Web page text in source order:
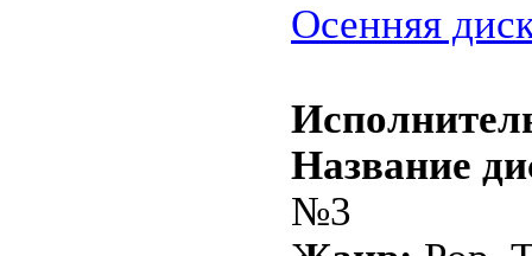
Осенняя
Название
№3